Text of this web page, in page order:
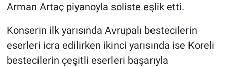
Arman Artaç piyanoyla soliste eşlik etti.
Konserin ilk yarısında Avrupalı bestecilerin
eserleri icra edilirken ikinci yarısında ise Koreli
bestecilerin çeşitli eserleri başarıyla